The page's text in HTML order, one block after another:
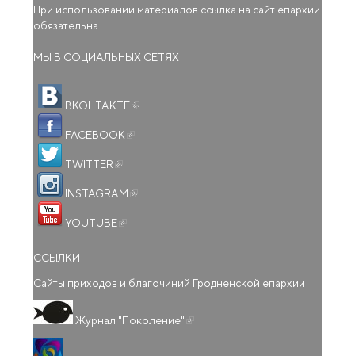
При использовании материалов ссылка на сайт епархии
обязательна.
МЫ В СОЦИАЛЬНЫХ СЕТЯХ
ВКОНТАКТЕ
FACEBOOK
TWITTER
INSTAGRAM
YOUTUBE
ССЫЛКИ
Сайты приходов и благочиний Гродненской епархии
Журнал "Поколение"